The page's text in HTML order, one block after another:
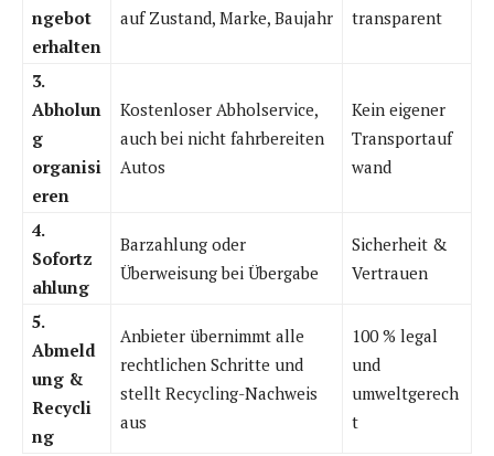
ngebot
erhalten
auf Zustand, Marke, Baujahr
transparent
3.
Abholun
g
organisi
eren
Kostenloser Abholservice,
auch bei nicht fahrbereiten
Autos
Kein eigener
Transportauf
wand
4.
Sofortz
ahlung
Barzahlung oder
Überweisung bei Übergabe
Sicherheit &
Vertrauen
5.
Abmeld
ung &
Recycli
ng
Anbieter übernimmt alle
rechtlichen Schritte und
stellt Recycling-Nachweis
aus
100 % legal
und
umweltgerech
t